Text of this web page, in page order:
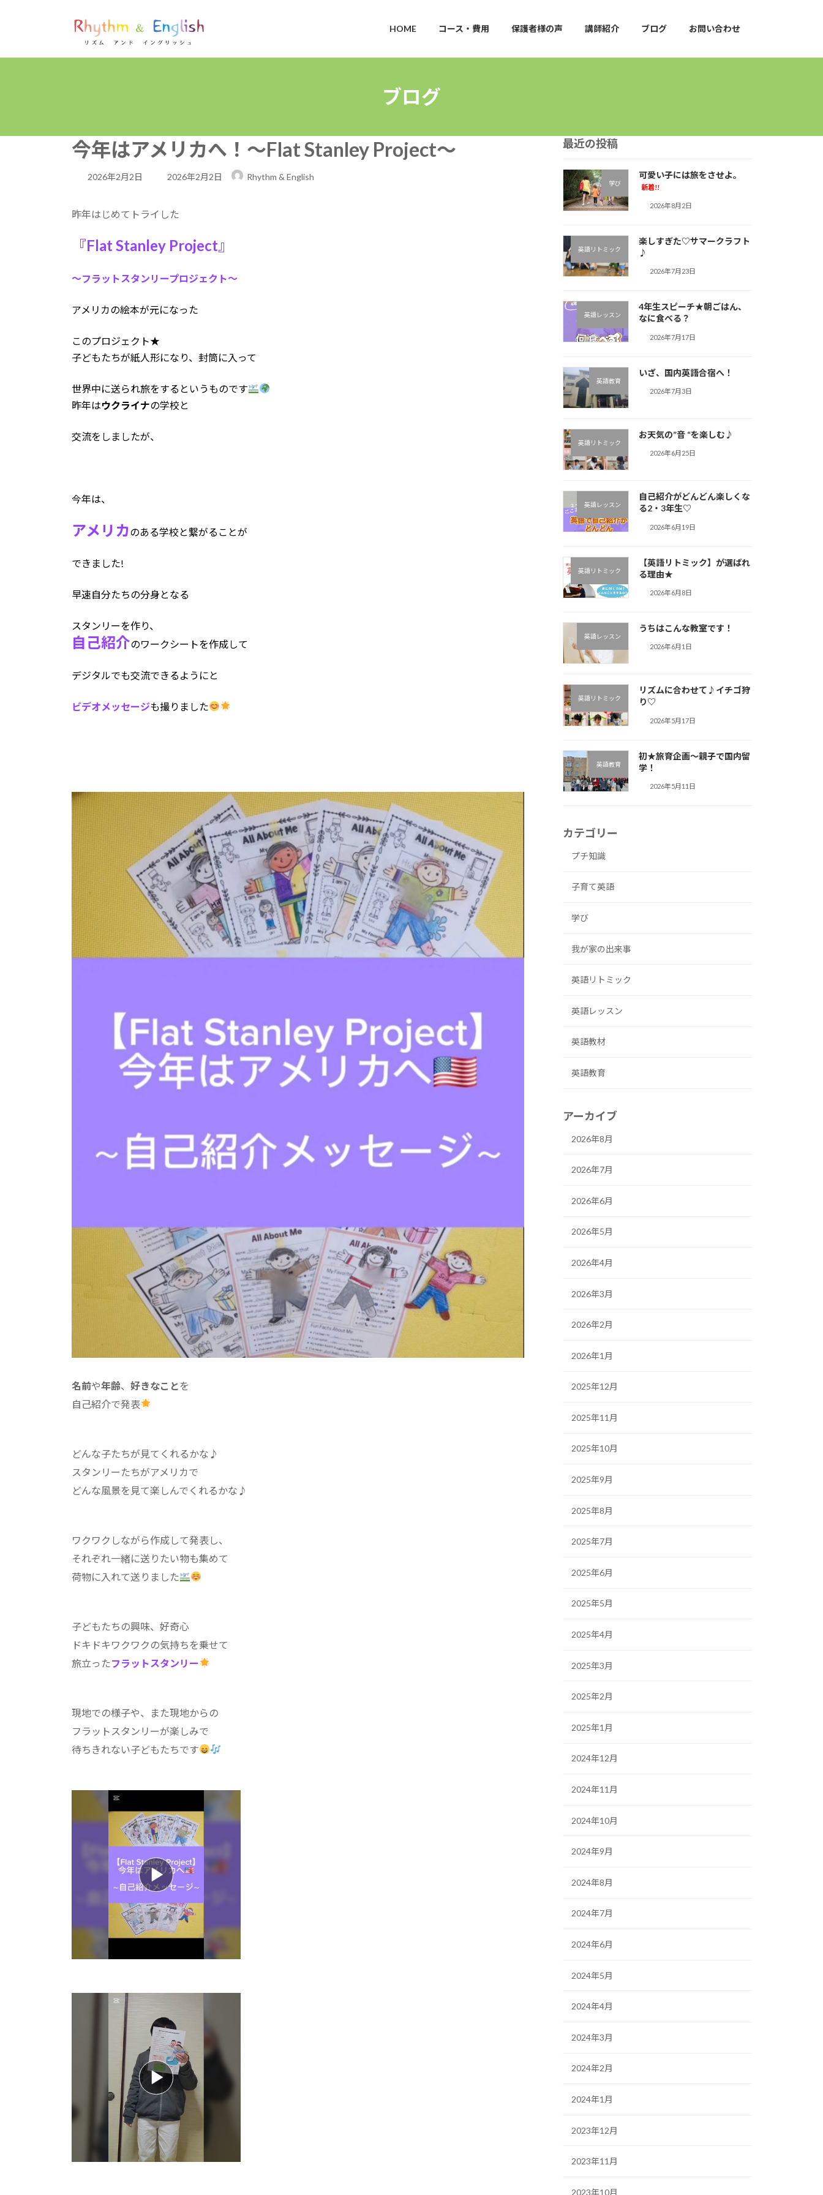
プ
動
HOME コース・費用 保護者様の声 講師紹介 ブログ お問い合わせ
ブログ
今年はアメリカへ！～Flat Stanley Project～
2026年2月2日
最
更
日
2026年2月2日 Rhythm & English
昨年はじめてトライした
『Flat Stanley Project』
～フラットスタンリープロジェクト～
アメリカの絵本が元になった
このプロジェクト★
子どもたちが紙人形になり、封筒に入って
世界中に送られ旅をするというものです
昨年はウクライナの学校と
交流をしましたが、
今年は、
アメリカのある学校と繋がることが
できました!
早速自分たちの分身となる
スタンリーを作り、
自己紹介のワークシートを作成して
デジタルでも交流できるようにと
ビデオメッセージも撮りました
名前や年齢、 好きなこと を
自己紹介で発表
どんな子たちが見てくれるかな♪︎
スタンリーたちがアメリカで
どんな風景を見て楽しんでくれるかな♪︎
ワクワクしながら作成して発表し、
それぞれ一緒に送りたい物も集めて
荷物に入れて送りました
子どもたちの興味、好奇心
ドキドキワクワクの気持ちを乗せて
旅立ったフラットスタンリー
現地での様子や、また現地からの
フラットスタンリーが楽しみで
待ちきれない子どもたちです
最近の投稿
学び
可愛い子には旅をさせよ。
新着!!
2026年8月2日
英語リトミック
楽しすぎた♡サマークラフト
♪︎
2026年7月23日
英語レッスン
4年生スピーチ★朝ごはん、
なに食べる？
2026年7月17日
英語教育
いざ、国内英語合宿へ！
2026年7月3日
英語リトミック
お天気の”音 “を楽しむ♪︎
2026年6月25日
英語レッスン
自己紹介がどんどん楽しくな
る2・3年生♡
2026年6月19日
英語リトミック
【英語リトミック】が選ばれ
る理由★
2026年6月8日
英語レッスン
うちはこんな教室です！
2026年6月1日
英語リトミック
リズムに合わせて♪︎イチゴ狩
り♡
2026年5月17日
英語教育
初★旅育企画～親子で国内留
学！
2026年5月11日
カテゴリー
プチ知識
子育て英語
学び
我が家の出来事
英語リトミック
英語レッスン
英語教材
英語教育
アーカイブ
2026年8月
2026年7月
2026年6月
2026年5月
2026年4月
2026年3月
2026年2月
2026年1月
2025年12月
2025年11月
2025年10月
2025年9月
2025年8月
2025年7月
2025年6月
2025年5月
2025年4月
2025年3月
2025年2月
2025年1月
2024年12月
2024年11月
2024年10月
2024年9月
2024年8月
2024年7月
2024年6月
2024年5月
2024年4月
2024年3月
2024年2月
2024年1月
2023年12月
2023年11月
2023年10月